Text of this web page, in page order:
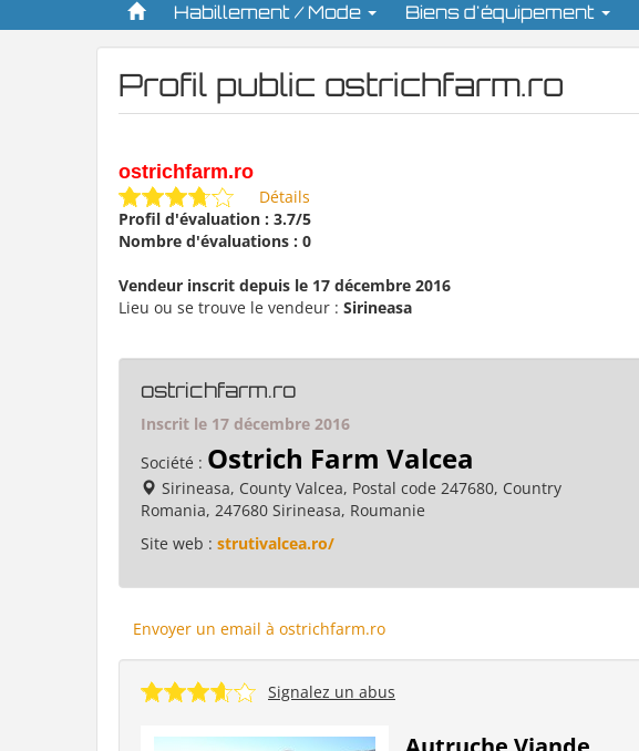
Habillement / Mode Biens d'équipement
Profil public ostrichfarm.ro
ostrichfarm.ro
Détails
Profil d'évaluation : 3.7/5
Nombre d'évaluations : 0
Vendeur inscrit depuis le 17 décembre 2016
Lieu ou se trouve le vendeur : Sirineasa
ostrichfarm.ro
Inscrit le 17 décembre 2016
Société : Ostrich Farm Valcea
Sirineasa, County Valcea, Postal code 247680, Country
Romania, 247680 Sirineasa, Roumanie
Site web : strutivalcea.ro/
Envoyer un email à ostrichfarm.ro
Signalez un abus